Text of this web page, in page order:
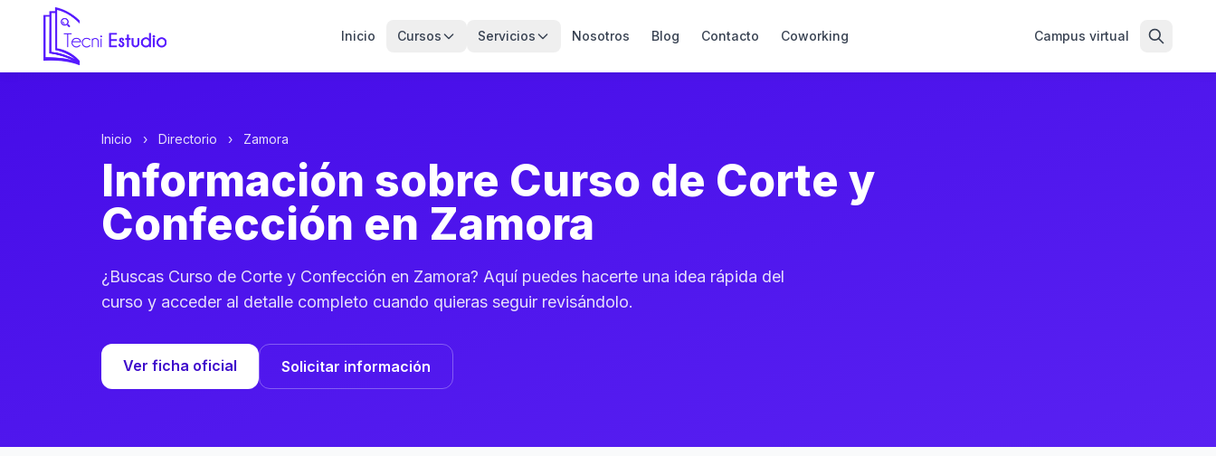
Ir a la página de inicio de Tecni Estudio
Inicio Cursos Servicios Nosotros Blog Contacto Coworking Campus virtual
Inicio › Directorio › Zamora
Información sobre Curso de Corte y
Confección en Zamora
¿Buscas Curso de Corte y Confección en Zamora? Aquí puedes hacerte una idea rápida del
curso y acceder al detalle completo cuando quieras seguir revisándolo.
Ver ficha oficial Solicitar información